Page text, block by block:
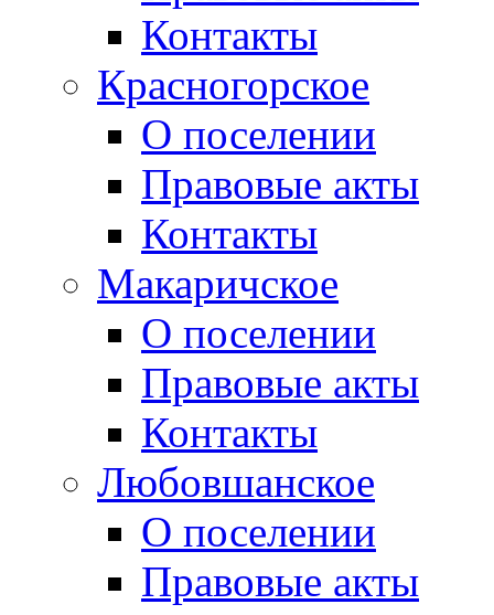
Контакты
Красногорское
О поселении
Правовые акты
Контакты
Макаричское
О поселении
Правовые акты
Контакты
Любовшанское
О поселении
Правовые акты